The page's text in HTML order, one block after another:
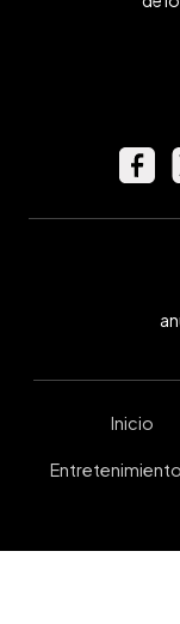
Inicio
Entretenimiento